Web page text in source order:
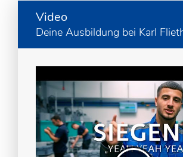
Video
Deine Ausbildung bei Karl